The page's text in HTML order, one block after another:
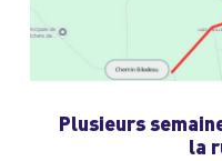
Plusieurs
la